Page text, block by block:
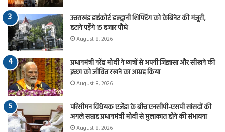
उत्तराखंड हाईकोर्ट हल्द्वानी शिफ्टिंग को कैबिनेट की मंजूरी,
हटाने पड़ेंगे 15 हजार पौधे
August 8, 2026
प्रधानमंत्री नरेंद्र मोदी ने छात्रों से अपनी जिज्ञासा और सीखने की
इच्छा को जीवित रखने का आग्रह किया
August 8, 2026
परिसीमन विधेयक एजेंडा के बीच एनसीपी-एसपी सांसदों की
अगले सप्ताह प्रधानमंत्री मोदी से मुलाकात होने की संभावना
August 8, 2026